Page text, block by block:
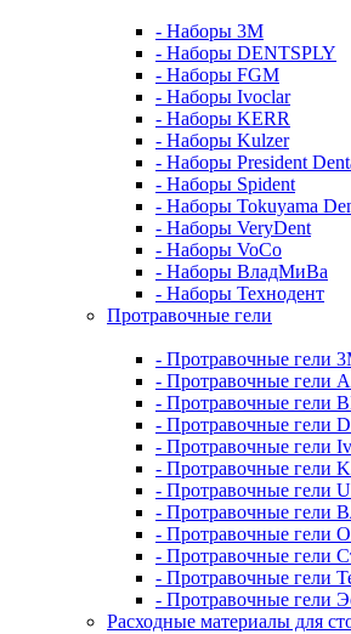
- Наборы 3М
- Наборы DENTSPLY
- Наборы FGM
- Наборы Ivoclar
- Наборы KERR
- Наборы Kulzer
- Наборы President
- Наборы Spident
- Наборы Tokuyama
- Наборы VeryDent
- Наборы VoCo
- Наборы ВладМиВа
- Наборы Технодент
Протравочные гели
- Протравочные гели
- Протравочные гели
- Протравочные гели
- Протравочные гели
- Протравочные гели
- Протравочные гели
- Протравочные гели
- Протравочные гели
- Протравочные гели
- Протравочные гели
- Протравочные гели
- Протравочные гели
Расходные материалы для